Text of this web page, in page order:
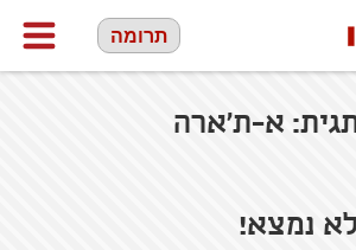
תרומה
א-ת'ארה
נמצא!